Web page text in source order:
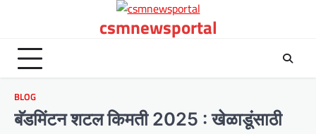
csmnewsportal
BLOG
बॅडमिंटन शटल किमती 2025 : खेळाडूंसाठी